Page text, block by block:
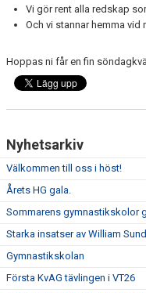
Vi gör rent alla redskap
Och vi stannar hemma vid
Hoppas ni får en fin
Nyhetsarkiv
Välkommen till oss i höst!
Årets HG gala.
Sommarens gymnastikskolor
Starka insatser av William
Gymnastikskolan
Första KvAG tävlingen i VT26